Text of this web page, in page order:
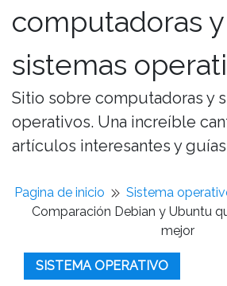
computadoras y
sistemas
Sitio sobre computadoras y
operativos. Una increíble
artículos interesantes y
Pagina de inicio
Sistema
Comparación Debian y Ubuntu
mejor
SISTEMA OPERATIVO